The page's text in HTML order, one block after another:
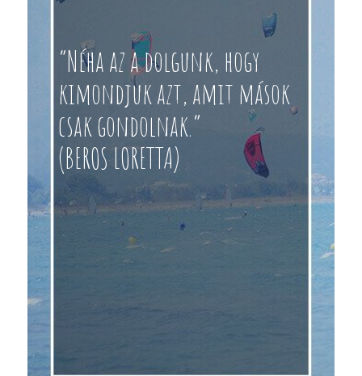
“Néha az a dolgunk, hogy
kimondjuk azt, amit mások
csak gondolnak.”
(BEROS LORETTA)